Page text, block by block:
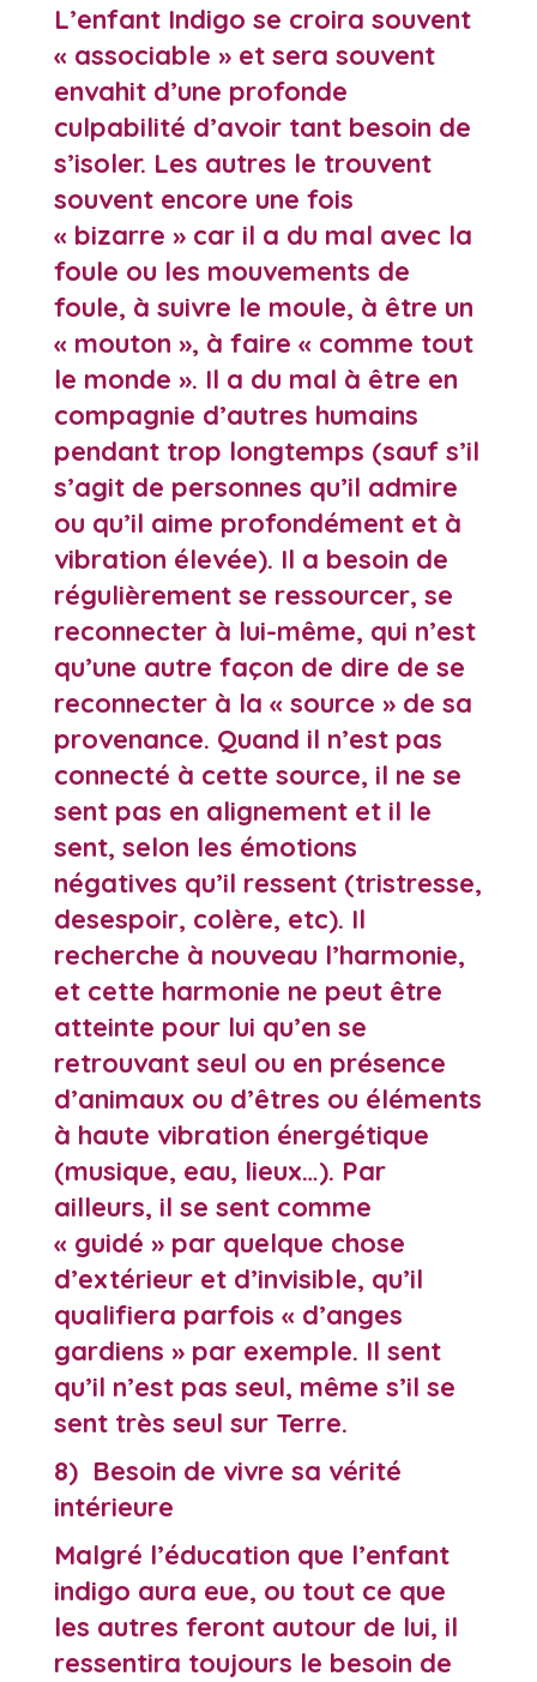
L’enfant Indigo se croira souvent
« associable » et sera souvent
envahit d’une profonde
culpabilité d’avoir tant besoin de
s’isoler. Les autres le trouvent
souvent encore une fois
« bizarre » car il a du mal avec la
foule ou les mouvements de
foule, à suivre le moule, à être un
« mouton », à faire « comme tout
le monde ». Il a du mal à être en
compagnie d’autres humains
pendant trop longtemps (sauf s’il
s’agit de personnes qu’il admire
ou qu’il aime profondément et à
vibration élevée). Il a besoin de
régulièrement se ressourcer, se
reconnecter à lui-même, qui n’est
qu’une autre façon de dire de se
reconnecter à la « source » de sa
provenance. Quand il n’est pas
connecté à cette source, il ne se
sent pas en alignement et il le
sent, selon les émotions
négatives qu’il ressent (tristresse,
desespoir, colère, etc). Il
recherche à nouveau l’harmonie,
et cette harmonie ne peut être
atteinte pour lui qu’en se
retrouvant seul ou en présence
d’animaux ou d’êtres ou éléments
à haute vibration énergétique
(musique, eau, lieux…). Par
ailleurs, il se sent comme
« guidé » par quelque chose
d’extérieur et d’invisible, qu’il
qualifiera parfois « d’anges
gardiens » par exemple. Il sent
qu’il n’est pas seul, même s’il se
sent très seul sur Terre.
8) Besoin de vivre sa vérité
intérieure
Malgré l’éducation que l’enfant
indigo aura eue, ou tout ce que
les autres feront autour de lui, il
ressentira toujours le besoin de